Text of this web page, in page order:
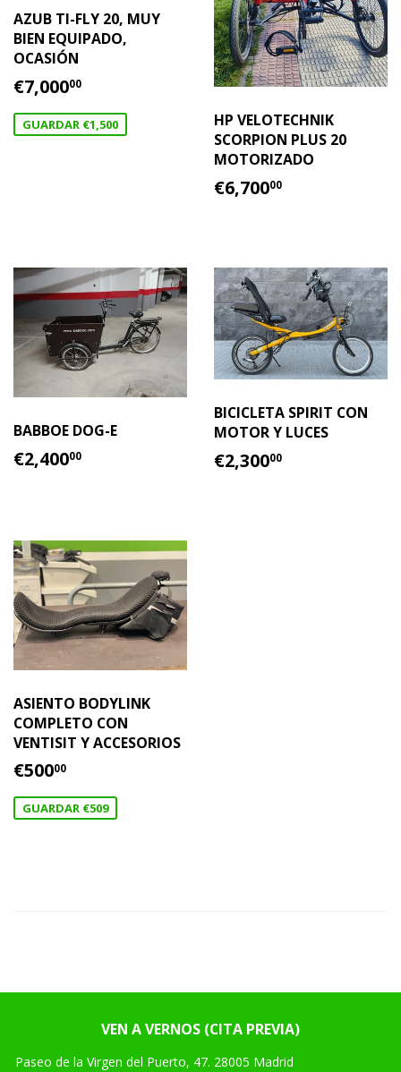
AZUB TI-FLY 20, MUY
BIEN EQUIPADO,
OCASIÓN
PRECIO
DE
OFERTA
€7,00000
GUARDAR €1,500
HP VELOTECHNIK
SCORPION PLUS 20
MOTORIZADO
PRECIO
HABITUAL
€6,70000
BABBOE DOG-E
PRECIO
HABITUAL
€2,40000
BICICLETA SPIRIT CON
MOTOR Y LUCES
PRECIO
HABITUAL
€2,30000
ASIENTO BODYLINK
COMPLETO CON
VENTISIT Y ACCESORIOS
PRECIO
OFERTA
€50000
GUARDAR €509
VEN A VERNOS (CITA PREVIA)
Paseo de la Virgen del Puerto, 47. 28005 Madrid